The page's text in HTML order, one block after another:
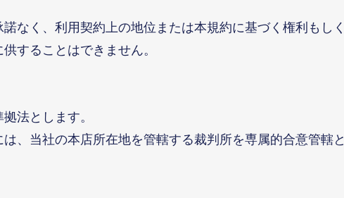
なく、利用契約上の地位または本規約に基づく権利もしく
することはできません。
法とします。
、当社の本店所在地を管轄する裁判所を専属的合意管轄と